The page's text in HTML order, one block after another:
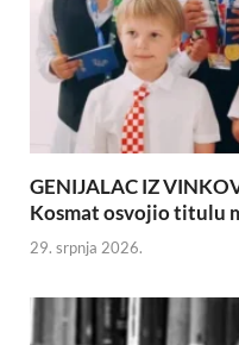
GENIJALAC IZ
Kosmat osvojio titulu
29. srpnja 2026.